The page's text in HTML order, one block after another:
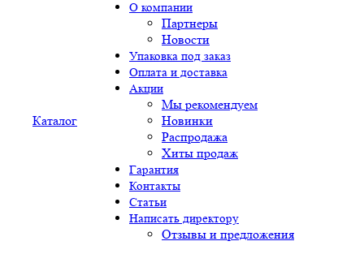
Каталог
О компании
Партнеры
Новости
Упаковка под заказ
Оплата и доставка
Акции
Мы рекомендуем
Новинки
Распродажа
Хиты продаж
Гарантия
Контакты
Статьи
Написать директору
Отзывы и предложения